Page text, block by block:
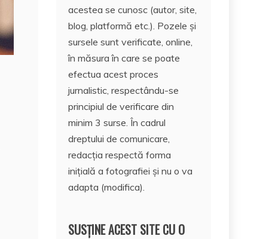
acestea se cunosc (autor, site,
blog, platformă etc.). Pozele și
sursele sunt verificate, online,
în măsura în care se poate
efectua acest proces
jurnalistic, respectându-se
principiul de verificare din
minim 3 surse. În cadrul
dreptului de comunicare,
redacția respectă forma
inițială a fotografiei și nu o va
adapta (modifica).
SUSȚINE ACEST SITE CU O